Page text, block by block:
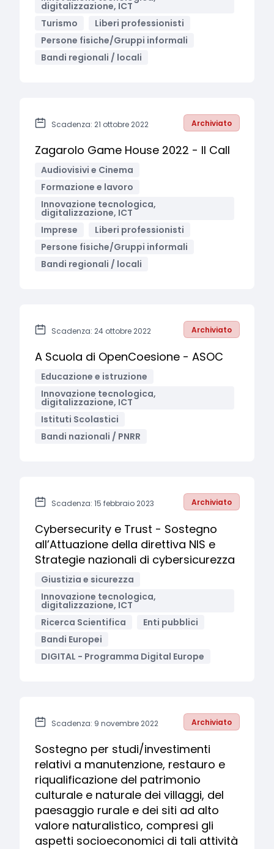
digitalizzazione, ICT
Turismo
Liberi professionisti
Persone fisiche/Gruppi informali
Bandi regionali / locali
Scadenza: 21 ottobre 2022 Archiviato
Zagarolo Game House 2022 - II Call
Audiovisivi e Cinema
Formazione e lavoro
Innovazione tecnologica,
digitalizzazione, ICT
Imprese
Liberi professionisti
Persone fisiche/Gruppi informali
Bandi regionali / locali
Scadenza: 24 ottobre 2022 Archiviato
A Scuola di OpenCoesione - ASOC
Educazione e istruzione
Innovazione tecnologica,
digitalizzazione, ICT
Istituti Scolastici
Bandi nazionali / PNRR
Scadenza: 15 febbraio 2023 Archiviato
Cybersecurity e Trust - Sostegno
all’Attuazione della direttiva NIS e
Strategie nazionali di cybersicurezza
Giustizia e sicurezza
Innovazione tecnologica,
digitalizzazione, ICT
Ricerca Scientifica
Enti pubblici
Bandi Europei
DIGITAL - Programma Digital Europe
Scadenza: 9 novembre 2022 Archiviato
Sostegno per studi/investimenti
relativi a manutenzione, restauro e
riqualificazione del patrimonio
culturale e naturale dei villaggi, del
paesaggio rurale e dei siti ad alto
valore naturalistico, compresi gli
aspetti socioeconomici di tali attività